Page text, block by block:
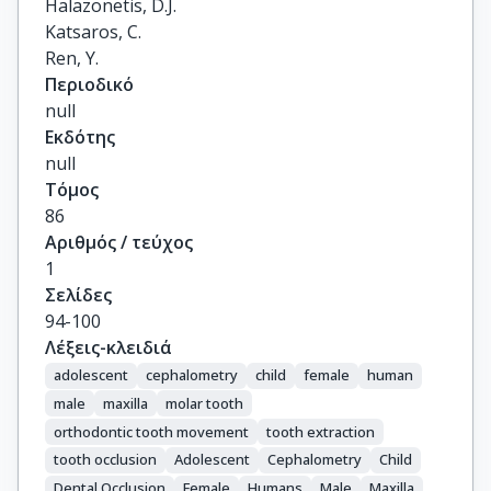
Halazonetis, D.J.
Katsaros, C.
Ren, Y.
Περιοδικό
null
Εκδότης
null
Τόμος
86
Αριθμός / τεύχος
1
Σελίδες
94-100
Λέξεις-κλειδιά
adolescent cephalometry child female
human
male
maxilla
molar tooth
orthodontic tooth movement
tooth extraction
tooth occlusion
Adolescent Cephalometry
Child